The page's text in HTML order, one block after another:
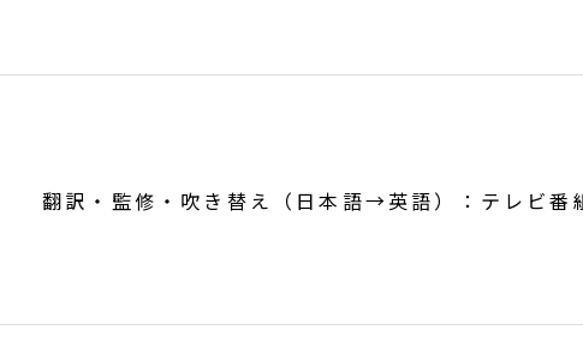
翻訳・監修・吹き替え（日本語→英語）：テレビ番